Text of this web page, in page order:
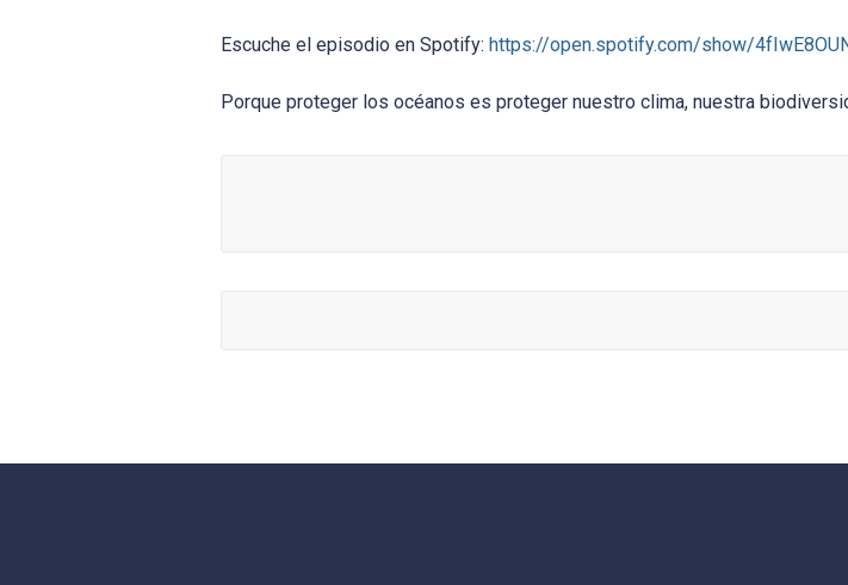
Escuche el episodio en Spotify: https://open.spotify.com/show/
Porque proteger los océanos es proteger nuestro clima, nuestra